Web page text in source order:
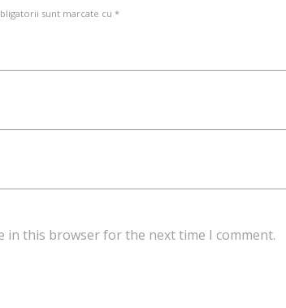
sunt marcate cu *
in this browser for the next time I comment.